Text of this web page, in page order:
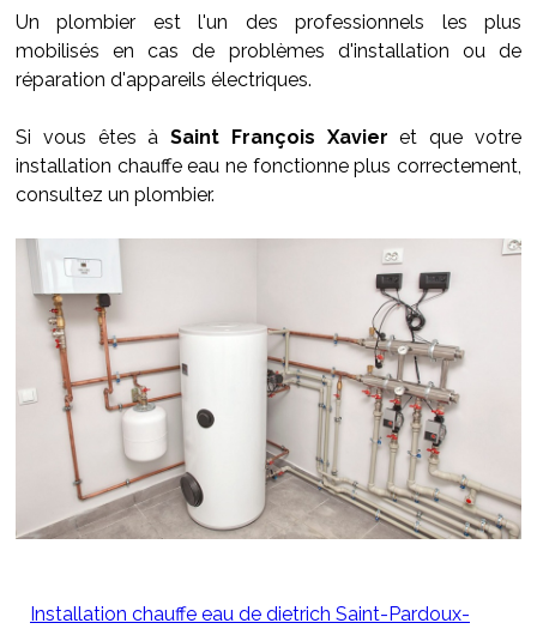
Un plombier est l'un des professionnels les plus
mobilisés en cas de problèmes d'installation ou de
réparation d'appareils électriques.
Si vous êtes àSaint François Xavier et que votre
installation chauffe eau ne fonctionne plus correctement,
consultez un plombier.
Installation chauffe eau de dietrich Saint-Pardoux-